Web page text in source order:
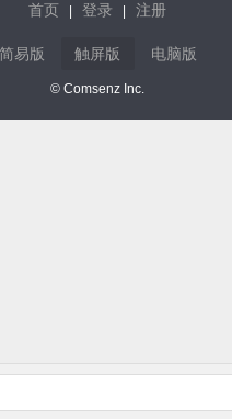
首页 登录 注册
简易版 触屏版 电脑版
© Comsenz Inc.